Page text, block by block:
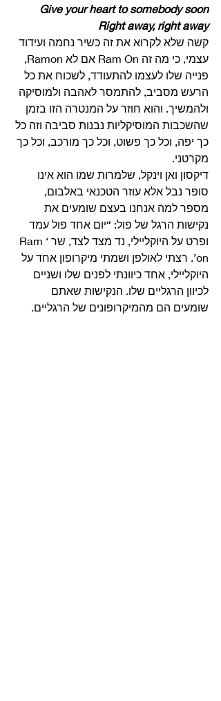
Give your heart to somebody soon
Right away, right away
קשה שלא לקרוא את זה כשיר נחמה ועידוד
עצמי, כי מה זה Ram On אם לא Ramon,
פנייה שלו לעצמו להתעודד, לשכוח את כל
הרעש מסביב, להתמסר לאהבה ולמוסיקה
ולהמשיך. והוא חוזר על המנטרה הזו בזמן
שהשכבות המוסיקליות נבנות סביבה וזה כל
כך יפה, וכל כך פשוט, וכל כך מורכב, וכל כך
מקרטני.
דיקסון ואן וינקל, שלמרות שמו הוא אינו
סופר נבל אלא עוזר הטכנאי באלבום,
מספר למה אנחנו בעצם שומעים את
נקישות הרגל של פול: “יום אחד פול עמד
ופרט על היוקליילי, נד מצד לצד, שר ‘Ram
on’. רצתי לאולפן ושמתי מיקרופון אחד על
היוקליילי, אחד כיוונתי לפנים שלו ושניים
לכיוון הרגליים שלו. הנקישות שאתם
שומעים הם מהמיקרופונים של הרגליים.